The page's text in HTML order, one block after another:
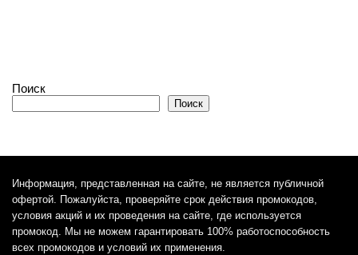
Поиск
Поиск
Информация, представленная на сайте, не является публичной
офертой. Пожалуйста, проверяйте срок действия промокодов,
условия акций и их проведения на сайте, где используется
промокод. Мы не можем гарантировать 100% работоспособность
всех промокодов и условий их применения.